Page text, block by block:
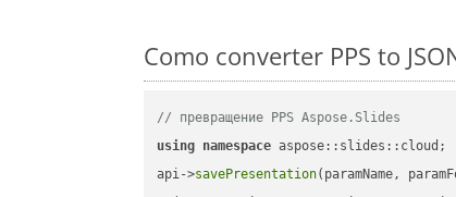
Como converter PPS to
// превращение PPS Aspose.Slides
using namespace
api->savePresentation(paramName,